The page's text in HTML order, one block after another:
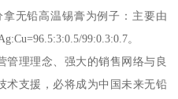
拿无铅高温锡膏为例子：主要由
99:0.3:0.7。
管理理念、强大的销售网络与良
术支援，必将成为中国未来无铅